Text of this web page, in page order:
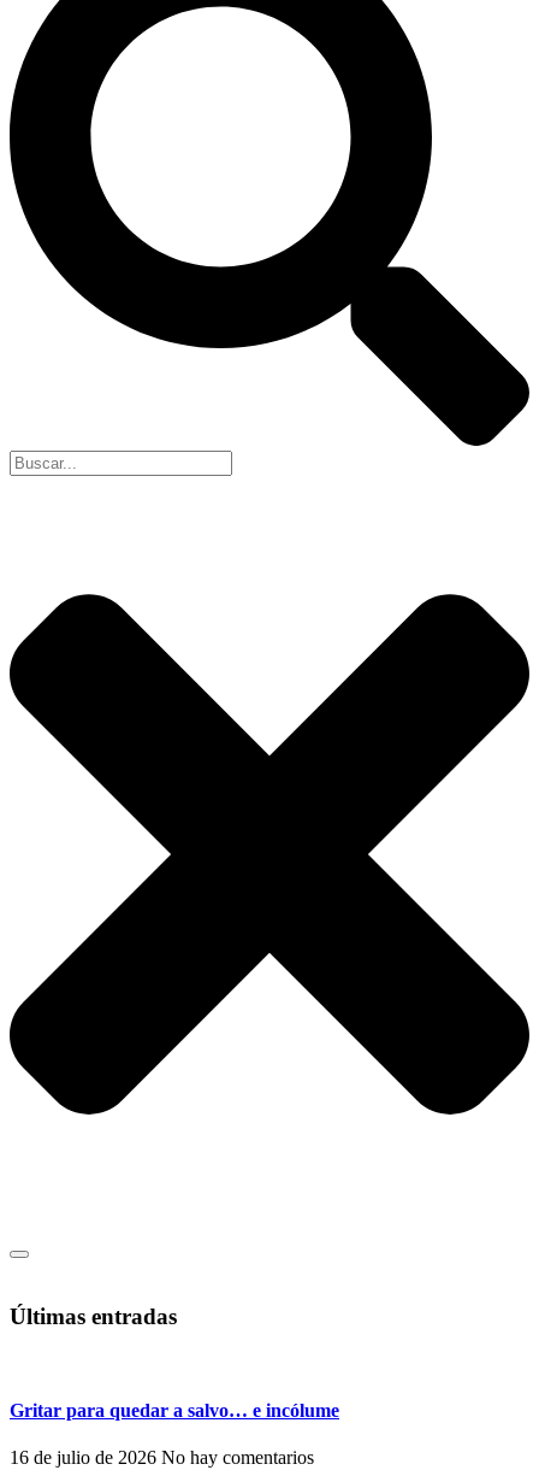
Últimas entradas
Gritar para quedar a salvo… e incólume
16 de julio de 2026 No hay comentarios